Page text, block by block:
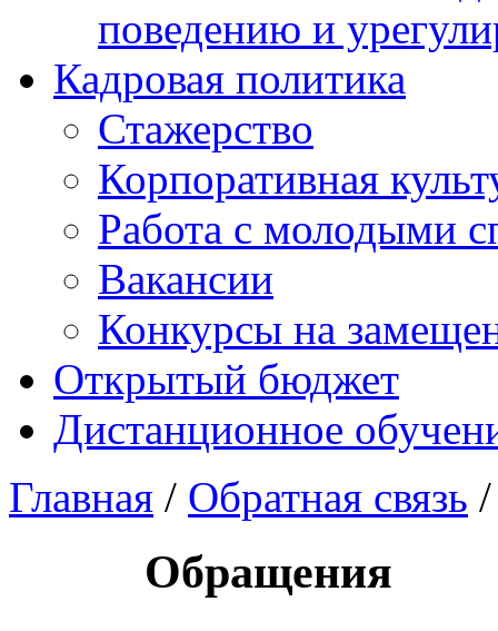
поведению и
Кадровая политика
Стажерство
Корпоративная
Работа с молодыми
Вакансии
Конкурсы на
Открытый бюджет
Дистанционное
Главная / Обратная связь
Обращения